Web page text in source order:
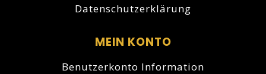
Datenschutzerklärung
MEIN KONTO
Benutzerkonto Information